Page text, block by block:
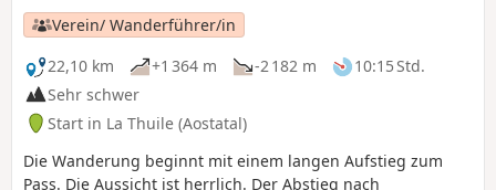
Verein/ Wanderführer/in
22,10 km
+1 364 m -2 182 m
10:15 Std.
Sehr schwer
Start in La Thuile (Aostatal)
Die Wanderung beginnt mit einem langen Aufstieg zum
Pass. Die Aussicht ist herrlich. Der Abstieg nach